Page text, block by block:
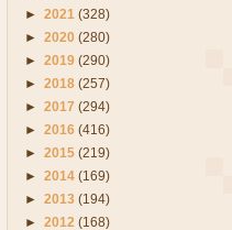
► 2021 (328)
► 2020 (280)
► 2019 (290)
► 2018 (257)
► 2017 (294)
► 2016 (416)
► 2015 (219)
► 2014 (169)
► 2013 (194)
► 2012 (168)